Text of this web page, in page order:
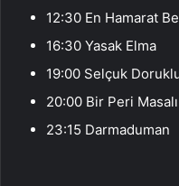
12:30 En Hamarat
16:30 Yasak Elma
19:00 Selçuk
20:00 Bir Peri Masalı
23:15 Darmaduman